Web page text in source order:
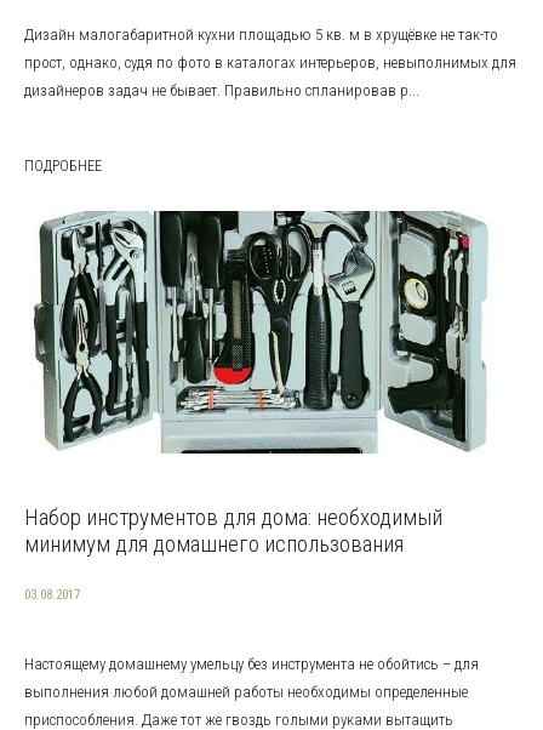
Дизайн малогабаритной кухни площадью 5 кв. м в хрущёвке не так-то
прост, однако, судя по фото в каталогах интерьеров, невыполнимых для
дизайнеров задач не бывает. Правильно спланировав р...
ПОДРОБНЕЕ
Набор инструментов для дома: необходимый
минимум для домашнего использования
03.08.2017
Настоящему домашнему умельцу без инструмента не обойтись – для
выполнения любой домашней работы необходимы определенные
приспособления. Даже тот же гвоздь голыми руками вытащить